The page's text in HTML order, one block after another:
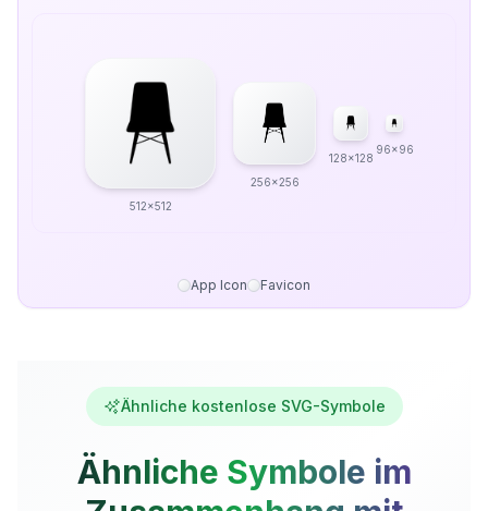
512x512
256x256
128x128
96x96
App Icon Favicon
Ähnliche kostenlose SVG-Symbole
Ähnliche Symbole im